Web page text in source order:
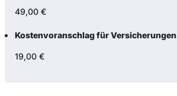
49,00 €
Kostenvoranschlag für Versicherungen
19,00 €